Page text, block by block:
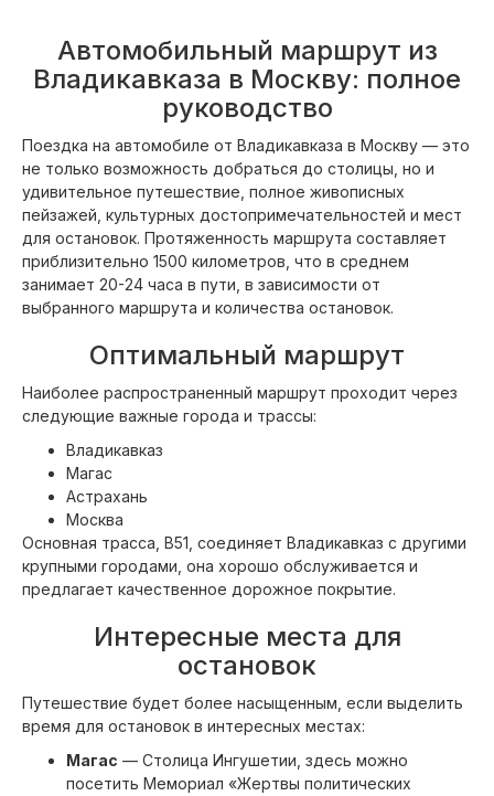
Автомобильный маршрут из
Владикавказа в Москву: полное
руководство
Поездка на автомобиле от Владикавказа в Москву — это
не только возможность добраться до столицы, но и
удивительное путешествие, полное живописных
пейзажей, культурных достопримечательностей и мест
для остановок. Протяженность маршрута составляет
приблизительно 1500 километров, что в среднем
занимает 20-24 часа в пути, в зависимости от
выбранного маршрута и количества остановок.
Оптимальный маршрут
Наиболее распространенный маршрут проходит через
следующие важные города и трассы:
Владикавказ
Магас
Астрахань
Москва
Основная трасса, B51, соединяет Владикавказ с другими
крупными городами, она хорошо обслуживается и
предлагает качественное дорожное покрытие.
Интересные места для
остановок
Путешествие будет более насыщенным, если выделить
время для остановок в интересных местах:
Магас — Столица Ингушетии, здесь можно
посетить Мемориал «Жертвы политических